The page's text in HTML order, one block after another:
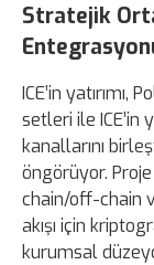
Stratejik
ICE’in
setleri ile ICE’in
kanallarını
öngörüyor.
chain/off-chain
akışı için
kurumsal